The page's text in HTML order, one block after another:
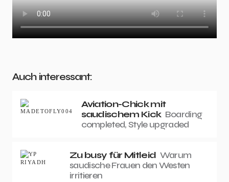
Auch interessant:
Aviation-Chick mit
saudischem Kick Boarding
completed, Style upgraded
Zu busy für Mitleid Warum
saudische Frauen den Westen
irritieren